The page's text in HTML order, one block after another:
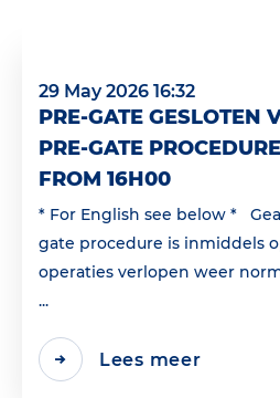
29 May 2026 16:32
PRE-GATE GESLOTEN
PRE-GATE
FROM 16H00
* For English see below *
gate procedure is inmiddels
operaties verlopen weer
...
Lees meer